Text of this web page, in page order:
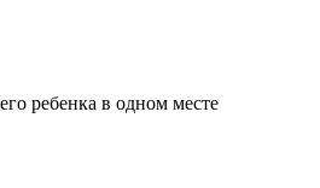
ребенка в одном месте